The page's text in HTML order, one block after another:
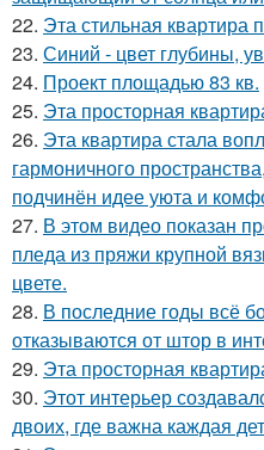
22. Эта стильная квартира
23. Синий - цвет глубины,
24. Проект площадью 83 кв.
25. Эта просторная
26. Эта квартира стала
гармоничного
подчинён идее уюта и
27. В этом видео показан
пледа из пряжи крупной
цвете.
28. В последние годы всё
отказываются от штор в
29. Эта просторная
30. Этот интерьер
двоих, где важна каждая